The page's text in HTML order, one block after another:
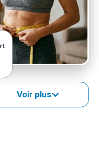
Voir plus